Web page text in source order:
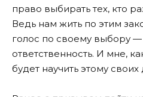
право выбирать тех, кто
Ведь нам жить по этим
голос по своему выбору —
ответственность. И мне,
будет научить этому своих